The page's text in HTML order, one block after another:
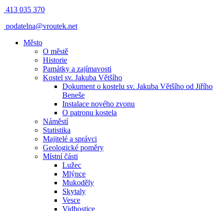
413 035 370
podatelna@vroutek.net
Město
O městě
Historie
Památky a zajímavosti
Kostel sv. Jakuba Většího
Dokument o kostelu sv. Jakuba Většího od Jiřího
Beneše
Instalace nového zvonu
O patronu kostela
Náměstí
Statistika
Majitelé a správci
Geologické poměry
Místní části
Lužec
Mlýnce
Mukoděly
Skytaly
Vesce
Vidhostice